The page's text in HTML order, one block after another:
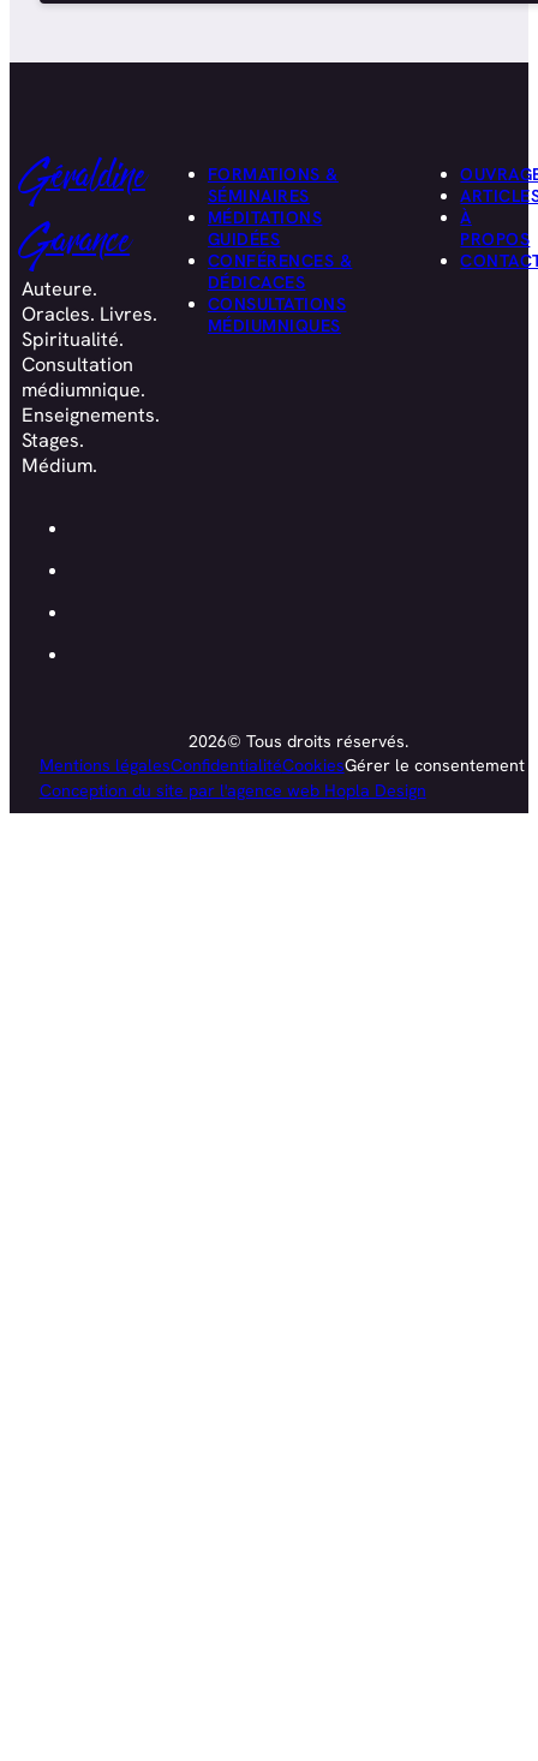
Géraldine
Garance
Auteure.
Oracles. Livres.
Spiritualité.
Consultation
médiumnique.
Enseignements.
Stages.
Médium.
FORMATIONS &
SÉMINAIRES
MÉDITATIONS
GUIDÉES
CONFÉRENCES &
DÉDICACES
CONSULTATIONS
MÉDIUMNIQUES
À
PROPOS
2026© Tous droits réservés.
Mentions légalesConfidentialitéCookiesGérer le consentement
Conception du site par l'agence web Hopla Design